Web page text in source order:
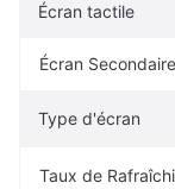
Écran tactile
Écran Secondaire
Type d'écran
Taux de